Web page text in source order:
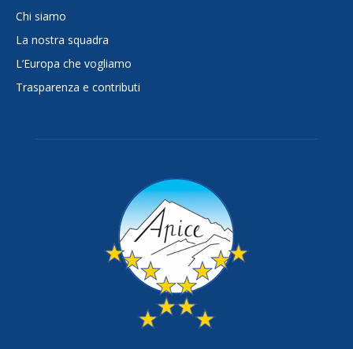
Chi siamo
La nostra squadra
L’Europa che vogliamo
Trasparenza e contributi